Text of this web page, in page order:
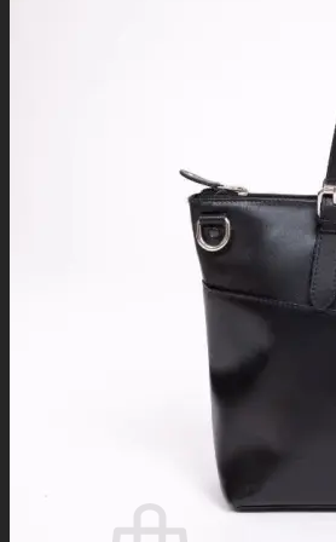
Anti-Diebstahl-Reiseaccessoires
Gürteltaschen
Diebstahlsichere Taschen
Geldgürtel
Geldbörsen
Leder Schlüsseletuis
Federmäppchen
Kosmetiktaschen
Kellnertasche
Adressanhänger